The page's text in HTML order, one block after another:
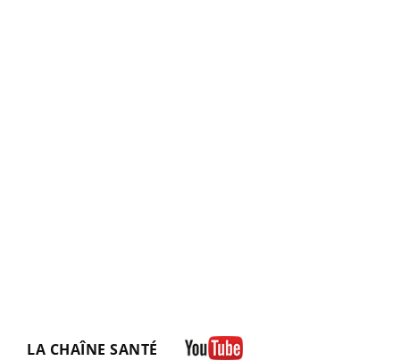
LA CHAÎNE SANTÉ